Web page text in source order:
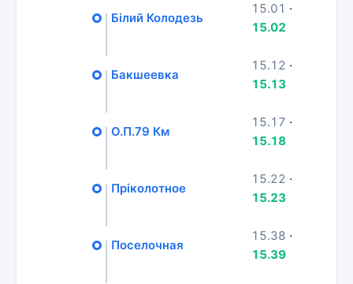
Білий Колодезь
15.01 ·
15.02
Бакшеевка
15.12 ·
15.13
О.П.79 Км
15.17 ·
15.18
Пріколотное
15.22 ·
15.23
Поселочная
15.38 ·
15.39